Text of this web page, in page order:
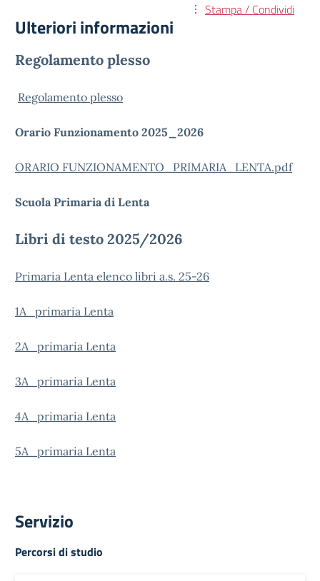
Stampa / Condividi
Ulteriori informazioni
Regolamento plesso
Regolamento plesso
Orario Funzionamento 2025_2026
ORARIO FUNZIONAMENTO_PRIMARIA_LENTA.pdf
Scuola Primaria di Lenta
Libri di testo 2025/2026
Primaria Lenta elenco libri a.s. 25-26
1A_primaria Lenta
2A_primaria Lenta
3A_primaria Lenta
4A_primaria Lenta
5A_primaria Lenta
Servizio
Percorsi di studio